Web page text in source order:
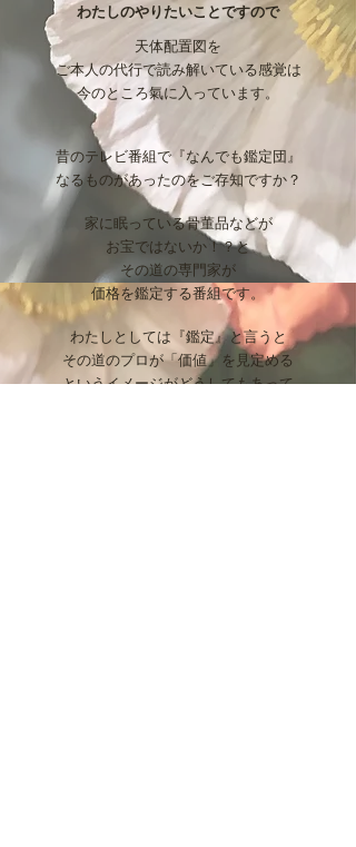
わたしのやりたいことですので
天体配置図を
ご本人の代行で読み解いている感覚は
今のところ氣に入っています。
昔のテレビ番組で『なんでも鑑定団』
なるものがあったのをご存知ですか？
家に眠っている骨董品などが
お宝ではないか！？と
その道の専門家が
価格を鑑定する番組です。
わたしとしては『鑑定』と言うと
その道のプロが「価値」を見定める
というイメージがどうしてもあって